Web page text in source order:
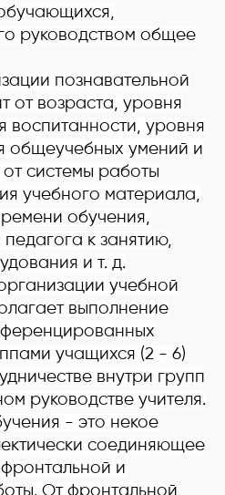
руководством общее
познавательной
от возраста, уровня
воспитанности, уровня
общеучебных умений и
системы работы
учебного материала,
обучения,
к занятию,
и т. д.
учебной
выполнение
учащихся (2 - 6)
внутри групп
руководстве учителя.
- это некое
соединяющее
и
От фронтальной